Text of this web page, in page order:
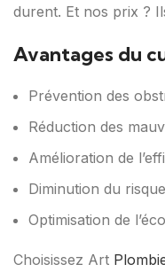
durent. Et nos prix ?
Avantages du
Prévention des
Réduction des
Amélioration de
Diminution du
Optimisation de
Choisissez Art